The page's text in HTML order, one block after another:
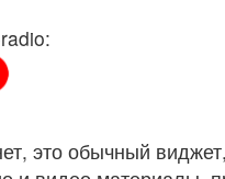
это обычный